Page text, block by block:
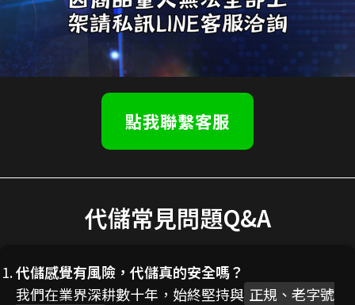
點我聯繫客服
代儲常見問題Q&A
代儲感覺有風險，代儲真的安全嗎？
我們在業界深耕數十年，始終堅持與 正規、老字號